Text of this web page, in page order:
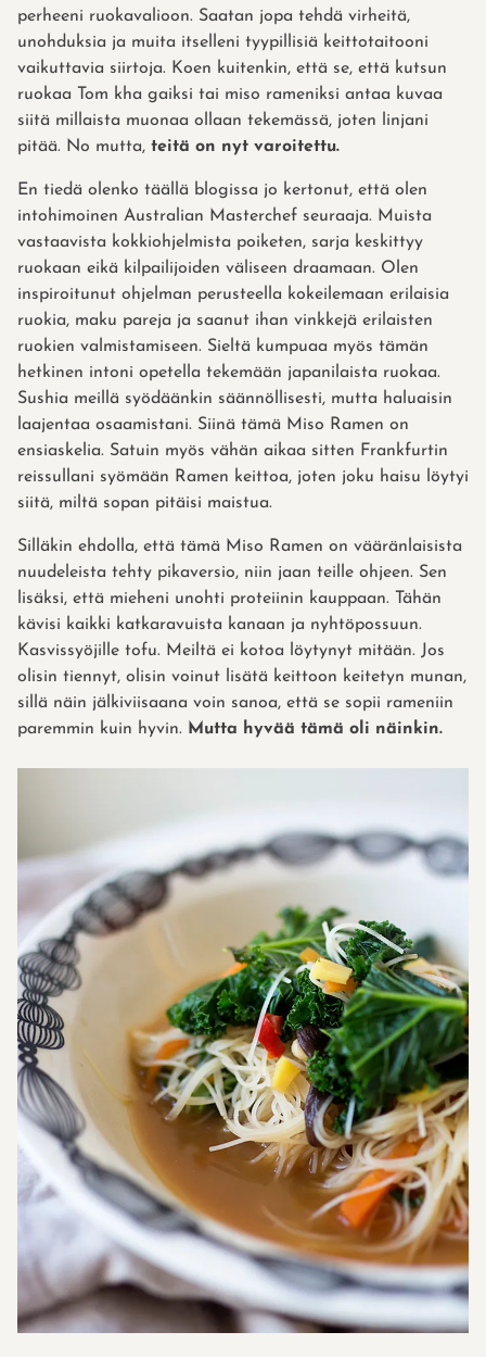
perheeni ruokavalioon. Saatan jopa tehdä virheitä,
unohduksia ja muita itselleni tyypillisiä keittotaitooni
vaikuttavia siirtoja. Koen kuitenkin, että se, että kutsun
ruokaa Tom kha gaiksi tai miso rameniksi antaa kuvaa
siitä millaista muonaa ollaan tekemässä, joten linjani
pitää. No mutta, teitä on nyt varoitettu.
En tiedä olenko täällä blogissa jo kertonut, että olen
intohimoinen Australian Masterchef seuraaja. Muista
vastaavista kokkiohjelmista poiketen, sarja keskittyy
ruokaan eikä kilpailijoiden väliseen draamaan. Olen
inspiroitunut ohjelman perusteella kokeilemaan erilaisia
ruokia, maku pareja ja saanut ihan vinkkejä erilaisten
ruokien valmistamiseen. Sieltä kumpuaa myös tämän
hetkinen intoni opetella tekemään japanilaista ruokaa.
Sushia meillä syödäänkin säännöllisesti, mutta haluaisin
laajentaa osaamistani. Siinä tämä Miso Ramen on
ensiaskelia. Satuin myös vähän aikaa sitten Frankfurtin
reissullani syömään Ramen keittoa, joten joku haisu löytyi
siitä, miltä sopan pitäisi maistua.
Silläkin ehdolla, että tämä Miso Ramen on vääränlaisista
nuudeleista tehty pikaversio, niin jaan teille ohjeen. Sen
lisäksi, että mieheni unohti proteiinin kauppaan. Tähän
kävisi kaikki katkaravuista kanaan ja nyhtöpossuun.
Kasvissyöjille tofu. Meiltä ei kotoa löytynyt mitään. Jos
olisin tiennyt, olisin voinut lisätä keittoon keitetyn munan,
sillä näin jälkiviisaana voin sanoa, että se sopii rameniin
paremmin kuin hyvin. Mutta hyvää tämä oli näinkin.